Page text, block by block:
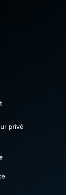
privé